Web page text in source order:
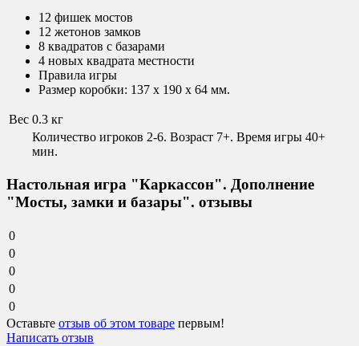
12 фишек мостов
12 жетонов замков
8 квадратов с базарами
4 новых квадрата местности
Правила игры
Размер коробки: 137 x 190 x 64 мм.
Вес 0.3 кг
Количество игроков 2-6. Возраст 7+. Время игры 40+
мин.
Настольная игра "Каркассон". Дополнение
"Мосты, замки и базары". отзывы
0
0
0
0
0
Оставьте отзыв об этом товаре первым!
Написать отзыв